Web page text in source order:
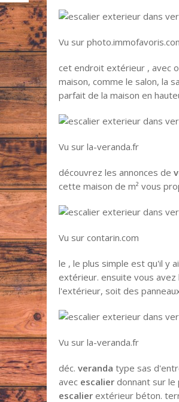
Vu sur
cet endroit extérieur , avec
maison, comme le salon, la
parfait de la maison en
Vu sur la-veranda.fr
découvrez les annonces de
cette maison de m² vous
Vu sur contarin.com
le , le plus simple est qu'il y
extérieur. ensuite vous
l'extérieur, soit des
Vu sur la-veranda.fr
déc.veranda type sas
avec escalier donnant sur le
escalier extérieur béton.